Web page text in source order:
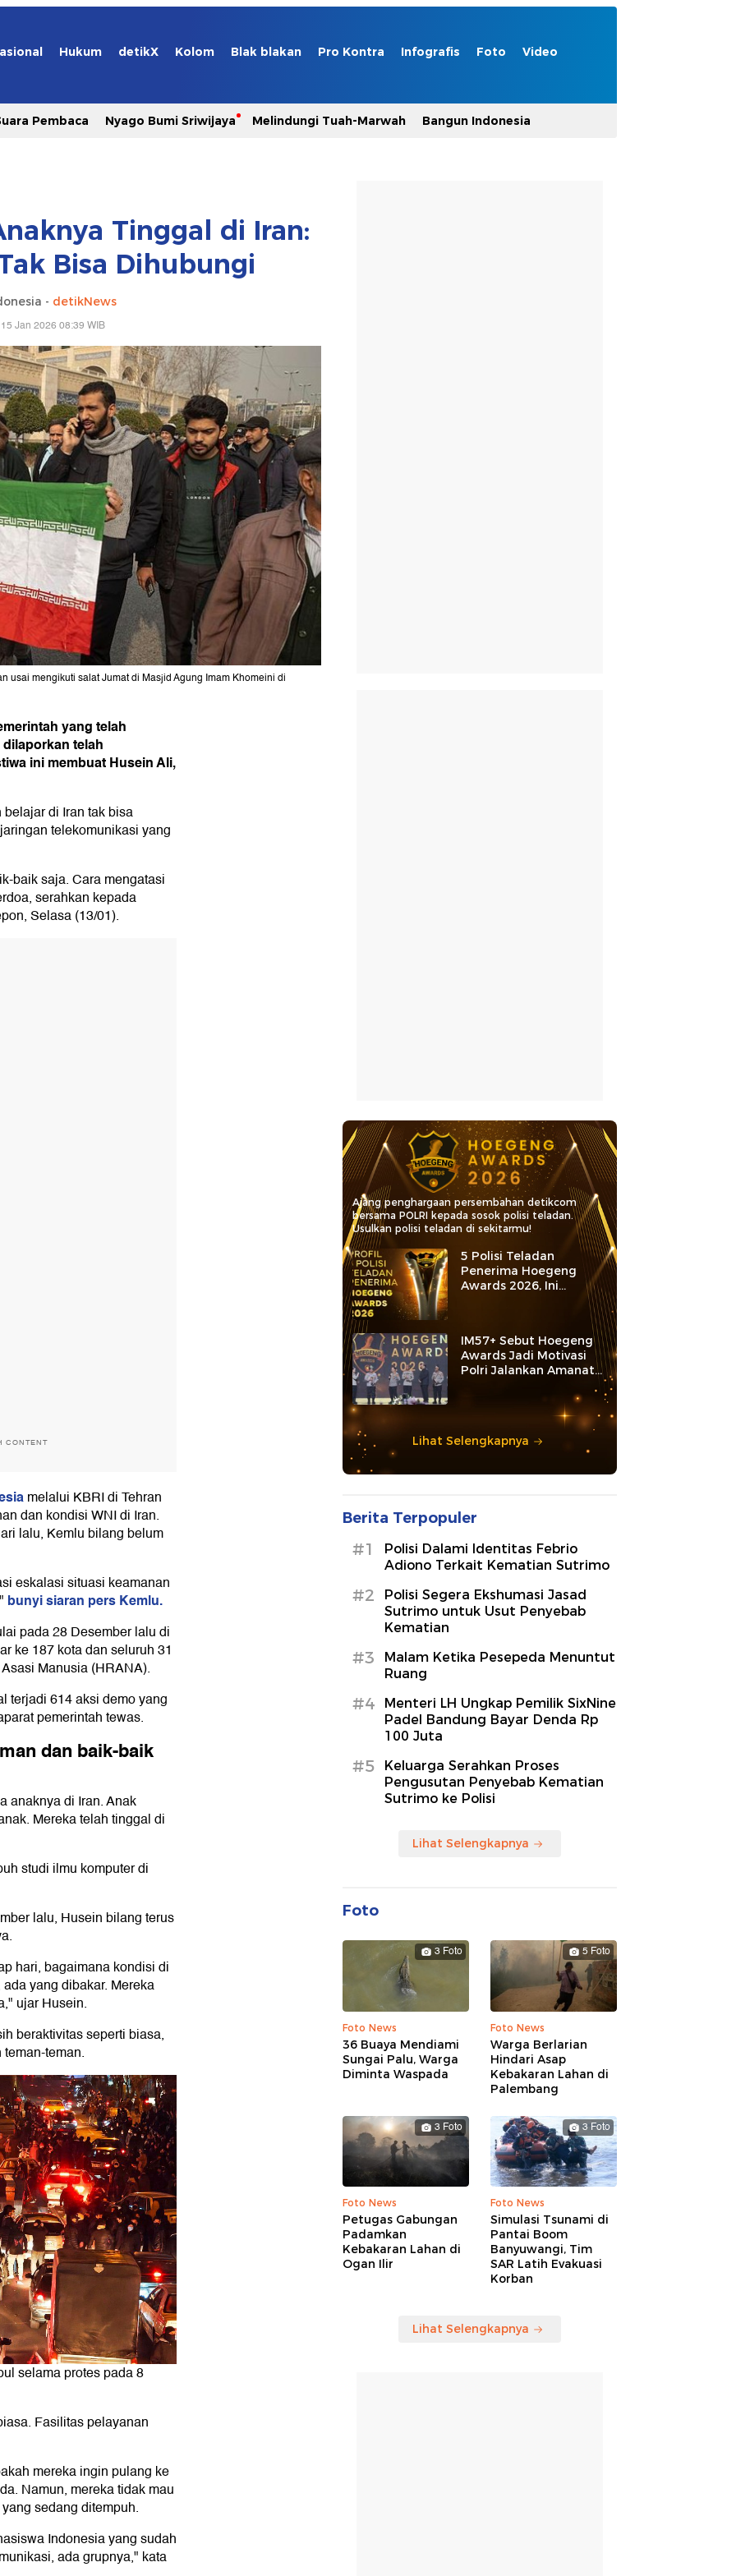
Hukum detikX Kolom Blak blakan Pro Kontra Infografis Foto Video
Pembaca Nyago Bumi Sriwijaya Melindungi Tuah-Marwah Bangun Indonesia
Tinggal di Iran:
Bisa Dihubungi
- detikNews
Jan 2026 08:39 WIB
usai mengikuti salat Jumat di Masjid Agung Imam Khomeini di
yang telah
telah
ini membuat Husein Ali,
di Iran tak bisa
telekomunikasi yang
baik saja. Cara mengatasi
serahkan kepada
Selasa (13/01).
CONTENT
melalui KBRI di Tehran
dan kondisi WNI di Iran.
lalu, Kemlu bilang belum
eskalasi situasi keamanan
bunyi siaran pers Kemlu.
pada 28 Desember lalu di
ke 187 kota dan seluruh 31
Manusia (HRANA).
terjadi 614 aksi demo yang
pemerintah tewas.
dan baik-baik
anaknya di Iran. Anak
Mereka telah tinggal di
studi ilmu komputer di
lalu, Husein bilang terus
hari, bagaimana kondisi di
yang dibakar. Mereka
ujar Husein.
beraktivitas seperti biasa,
teman.
selama protes pada 8
Fasilitas pelayanan
mereka ingin pulang ke
Namun, mereka tidak mau
sedang ditempuh.
Indonesia yang sudah
ada grupnya," kata
Ajang penghargaan persembahan detikcom
bersama POLRI kepada sosok polisi teladan.
Usulkan polisi teladan di sekitarmu!
5 Polisi Teladan
Penerima Hoegeng
Awards 2026, Ini
Kategori dan Kiprahnya
IM57+ Sebut Hoegeng
Awards Jadi Motivasi
Polri Jalankan Amanat
Lihat Selengkapnya
Berita Terpopuler
#1
Polisi Dalami Identitas Febrio
Adiono Terkait Kematian Sutrimo
#2
Polisi Segera Ekshumasi Jasad
Sutrimo untuk Usut Penyebab
Kematian
#3
Malam Ketika Pesepeda Menuntut
Ruang
#4
Menteri LH Ungkap Pemilik SixNine
Padel Bandung Bayar Denda Rp
100 Juta
#5
Keluarga Serahkan Proses
Pengusutan Penyebab Kematian
Sutrimo ke Polisi
Lihat Selengkapnya
Foto
3 Foto
Foto News
36 Buaya Mendiami
Sungai Palu, Warga
Diminta Waspada
5 Foto
Foto News
Warga Berlarian
Hindari Asap
Kebakaran Lahan di
Palembang
3 Foto
Foto News
Petugas Gabungan
Padamkan
Kebakaran Lahan di
Ogan Ilir
3 Foto
Foto News
Simulasi Tsunami di
Pantai Boom
Banyuwangi, Tim
SAR Latih Evakuasi
Korban
Lihat Selengkapnya